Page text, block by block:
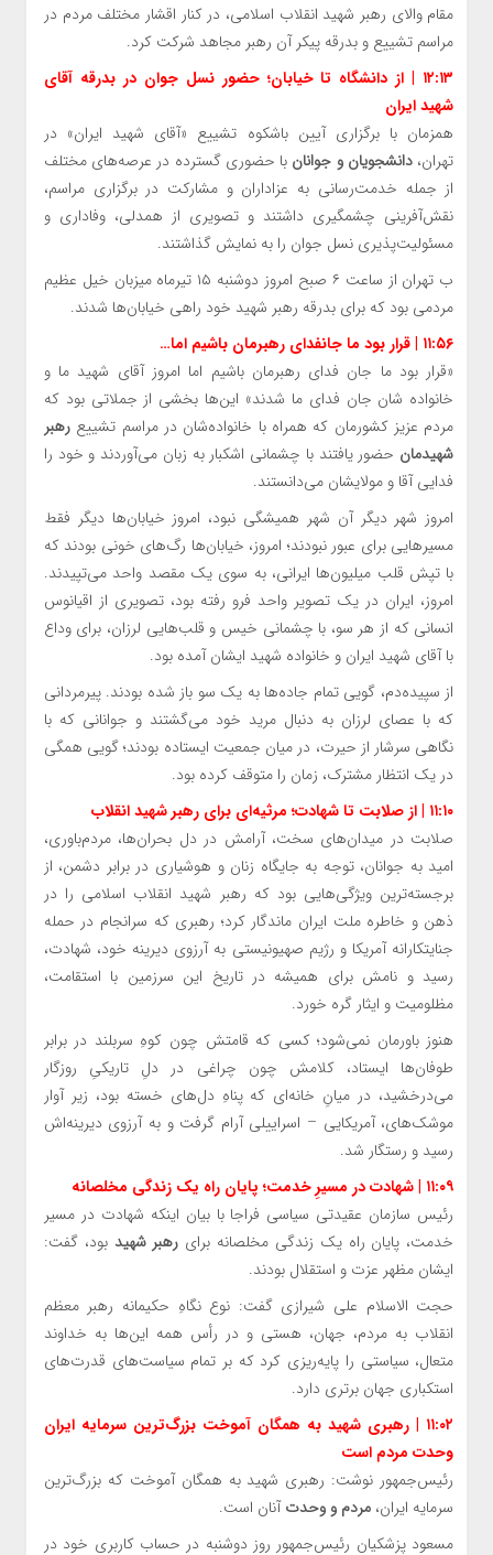
مقام والای رهبر شهید انقلاب اسلامی، در کنار اقشار مختلف مردم در
مراسم تشییع و بدرقه پیکر آن رهبر مجاهد شرکت کرد.
۱۲:۱۳ | از دانشگاه تا خیابان؛ حضور نسل جوان در بدرقه آقای
شهید ایران
همزمان با برگزاری آیین باشکوه تشییع «آقای شهید ایران» در
تهران،دانشجویان و جوانان با حضوری گسترده در عرصه‌های مختلف
از جمله خدمت‌رسانی به عزاداران و مشارکت در برگزاری مراسم،
نقش‌آفرینی چشمگیری داشتند و تصویری از همدلی، وفاداری و
مسئولیت‌پذیری نسل جوان را به نمایش گذاشتند.
ب تهران از ساعت ۶ صبح امروز دوشنبه ۱۵ تیرماه میزبان خیل عظیم
مردمی بود که برای بدرقه رهبر شهید خود راهی خیابان‌ها شدند.
۱۱:۵۶ | قرار بود ما جانفدای رهبرمان باشیم اما…
«قرار بود ما جان فدای رهبرمان باشیم اما امروز آقای شهید ما و
خانواده شان جان فدای ما شدند» این‌ها بخشی از جملاتی بود که
مردم عزیز کشورمان که همراه با خانواده‌شان در مراسم تشییعرهبر
شهیدمان حضور یافتند با چشمانی اشکبار به زبان می‌آوردند و خود را
فدایی آقا و مولایشان می‌دانستند.
امروز شهر دیگر آن شهر همیشگی نبود، امروز خیابان‌ها دیگر فقط
مسیرهایی برای عبور نبودند؛ امروز، خیابان‌ها رگ‌های خونی بودند که
با تپش قلب میلیون‌ها ایرانی، به سوی یک مقصد واحد می‌تپیدند.
امروز، ایران در یک تصویر واحد فرو رفته بود، تصویری از اقیانوس
انسانی که از هر سو، با چشمانی خیس و قلب‌هایی لرزان، برای وداع
با آقای شهید ایران و خانواده شهید ایشان آمده بود.
از سپیده‌دم، گویی تمام جاده‌ها به یک سو باز شده بودند. پیرمردانی
که با عصای لرزان به دنبال مرید خود می‌گشتند و جوانانی که با
نگاهی سرشار از حیرت، در میان جمعیت ایستاده بودند؛ گویی همگی
در یک انتظار مشترک، زمان را متوقف کرده بود.
۱۱:۱۰ | از صلابت تا شهادت؛ مرثیه‌ای برای رهبر شهید انقلاب
صلابت در میدان‌های سخت، آرامش در دل بحران‌ها، مردم‌باوری،
امید به جوانان، توجه به جایگاه زنان و هوشیاری در برابر دشمن، از
برجسته‌ترین ویژگی‌هایی بود که رهبر شهید انقلاب اسلامی را در
ذهن و خاطره ملت ایران ماندگار کرد؛ رهبری که سرانجام در حمله
جنایتکارانه آمریکا و رژیم صهیونیستی به آرزوی دیرینه خود، شهادت،
رسید و نامش برای همیشه در تاریخ این سرزمین با استقامت،
مظلومیت و ایثار گره خورد.
هنوز باورمان نمی‌شود؛ کسی که قامتش چون کوهِ سربلند در برابر
طوفان‌ها ایستاد، کلامش چون چراغی در دلِ تاریکیِ روزگار
می‌درخشید، در میانِ خانه‌ای که پناهِ دل‌های خسته بود، زیر آوار
موشک‌های، آمریکایی – اسراییلی آرام گرفت و به آرزوی دیرینه‌اش
رسید و رستگار شد.
۱۱:۰۹ | شهادت در مسیرِ خدمت؛ پایان راه یک زندگی مخلصانه
رئیس سازمان عقیدتی سیاسی فراجا با بیان اینکه شهادت در مسیر
خدمت، پایان راه یک زندگی مخلصانه برای رهبر شهید بود، گفت:
ایشان مظهر عزت و استقلال بودند.
حجت الاسلام علی شیرازی گفت: نوع نگاهِ حکیمانه رهبر معظم
انقلاب به مردم، جهان، هستی و در رأس همه این‌ها به خداوند
متعال، سیاستی را پایه‌ریزی کرد که بر تمام سیاست‌های قدرت‌های
استکباری جهان برتری دارد.
۱۱:۰۲ | رهبری شهید به همگان آموخت بزرگ‌ترین سرمایه ایران
وحدت مردم است
رئیس‌جمهور نوشت: رهبری شهید به همگان آموخت که بزرگ‌ترین
سرمایه ایران، مردم و وحدتآنان است.
مسعود پزشکیان رئیس‌جمهور روز دوشنبه در حساب کاربری خود در